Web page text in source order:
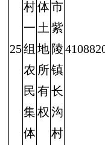
25
村
一
组
农
民
集
体
体
土
地
所
有
权
市
紫
陵
镇
长
沟
村